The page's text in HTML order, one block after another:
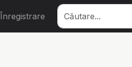
Înregistrare